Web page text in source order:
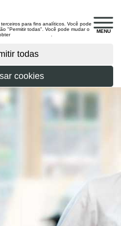
MENU
para fins analíticos. Você pode
"Permitir todas". Você pode mudar o